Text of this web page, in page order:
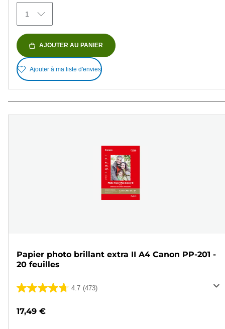
avis
1
AJOUTER AU PANIER
Ajouter à ma liste d'envies
Papier photo brillant extra II A4 Canon PP-201 -
20 feuilles
4.7 (473)
4.7
17,49 €